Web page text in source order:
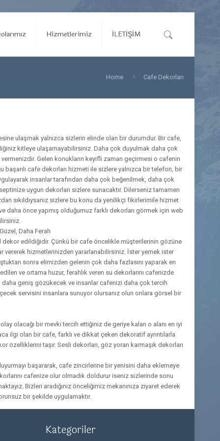
Hizmetlerimiz İLETİŞİM
Home Cafe Dekorları
ulaşmak yalnızca sizlerin elinde olan bir durumdur. Bir cafe,
kitleye ulaşamayabilirsiniz. Daha çok duyulmak daha çok
Gelen konukların keyifli zaman geçirmesi o cafenin
cafe dekorları hizmeti ile sizlere yalnızca bir telefon, bir
insanlar tarafından daha çok beğenilmek, daha çok
uygun dekorları sizlere sunacaktır. Dilerseniz tamamen
sıkıldıysanız sizlere bu konu da yenilikçi fikirlerimile hizmet
daha önce yapmış olduğumuz farklı dekorları görmek için web
Daha Ferah
dekor edildiğidir. Çünkü bir cafe öncelikle müşterilerinin gözüne
vererek hizmetlerinizden yararlanabilirsiniz. İster yemek ister
sonra elimizden gelenin çok daha fazlasını yaparak en
ve ortama huzur, ferahlık veren su dekorlarını cafenizde
daha geniş gözükecek ve insanlar cafenizi daha çok tercih
servisini insanlara sunuyor olursanız olun onlara görsel bir
olacağı bir mevki tercih ettiğiniz de geriye kalan o alanı en iyi
ilgi olan bir cafe, farklı ve dikkat çeken dekoratif ayrıntılarla
taşır. Sesli dekorları, göz yoran karmaşık dekorları
başararak, cafe zincirlerine bir yenisini daha eklemeye
cafenize olur olmadık doldurur iseniz sizlerinde sonu
Bizleri aradığınız önceliğimiz mekanınıza ziyaret ederek
bir şekilde uygulamaktır.
Kategoriler